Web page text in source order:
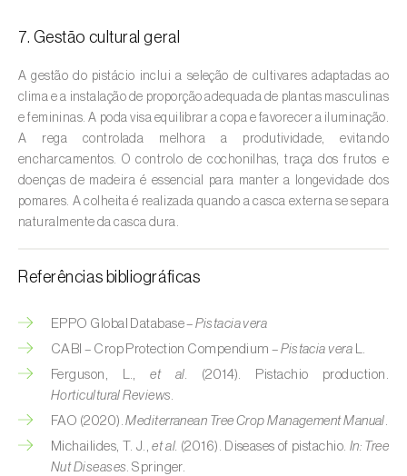
Castanheiro (Castanea sativa
Cebola ( Allium cepa
Cedro ( Cedrus spp.)
Cenoura (Daucus carota)
Centeio ( Secale cereale)
Cevada (Hordeum vulgare
Cherovia / Pastinaca (Pastinaca sativa
Chicória ( Cichorium spp.)
Colza (Brassica napus)
7. Gestão cultural geral
A gestão do pistácio inclui a seleção de cultivares adaptadas ao
clima e a instalação de proporção adequada de plantas masculinas
e femininas. A poda visa equilibrar a copa e favorecer a iluminação.
A rega controlada melhora a produtividade, evitando
encharcamentos. O controlo de cochonilhas, traça dos frutos e
doenças de madeira é essencial para manter a longevidade dos
pomares. A colheita é realizada quando a casca externa se separa
naturalmente da casca dura.
Referências bibliográficas
EPPO Global Database –Pistacia vera
CABI – Crop Protection Compendium –Pistacia vera
Ferguson, L.,et al.
(2014). Pistachio production.
Horticultural Reviews
FAO (2020).Mediterranean Tree Crop Management Manual
Michailides, T. J.,et al. (2016). Diseases of pistachio. In: Tree
Nut Diseases . Springer.